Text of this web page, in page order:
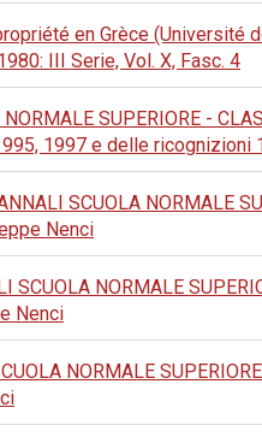
en Grèce
III Serie, Vol. X, Fasc. 4
SUPERIORE -
1997 e delle ricognizioni
SCUOLA NORMALE
Nenci
SCUOLA NORMALE
Nenci
NORMALE